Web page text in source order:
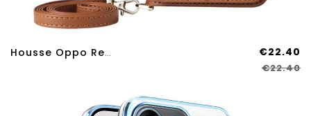
Housse Oppo Reno 14 Pro 5G Matelassée Avec Lanière Et Dragone €22.40
€22.40